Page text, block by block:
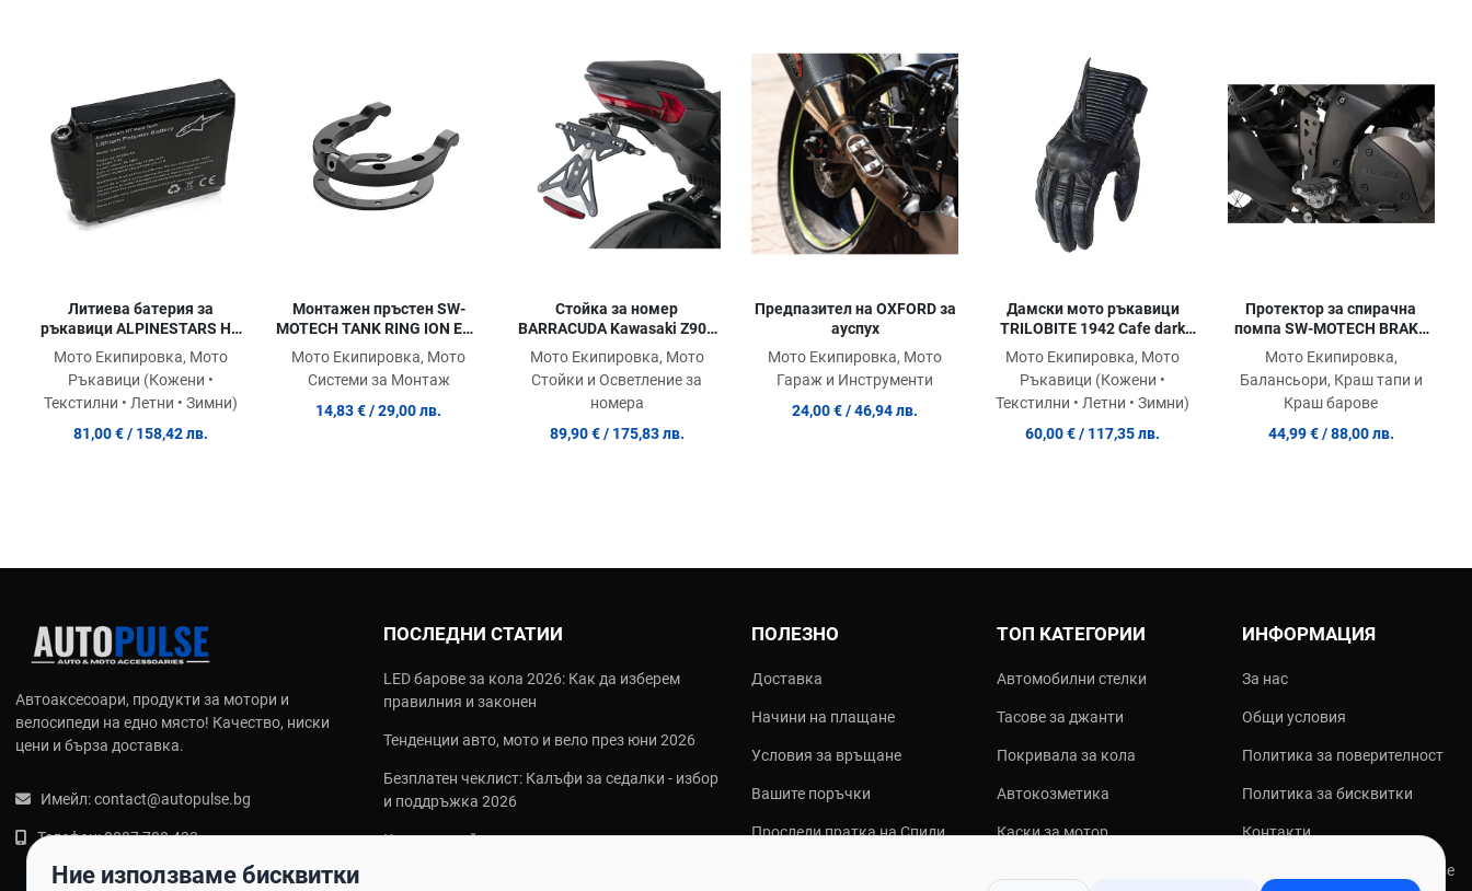
Quick View
Литиева батерия за
ръкавици ALPINESTARS HT
HEAT TECH
Мото Екипировка, Мото
Ръкавици (Кожени •
Текстилни • Летни • Зимни)
81,00 €/ 158,42 лв.
Сравни продукт
Quick View
Монтажен пръстен SW-
MOTECH TANK RING ION ETV
Мото Екипировка, Мото
Системи за Монтаж
14,83 € / 29,00 лв.
Сравни продукт
Quick View
Стойка за номер
BARRACUDA Kawasaki Z900
Мото Екипировка, Мото
Стойки и Осветление за
номера
89,90 €/ 175,83 лв.
Сравни продукт
Предпазител на OXFORD за
ауспух
Мото Екипировка, Мото
Гараж и Инструменти
24,00 €/ 46,94 лв.
Сравни продукт
Quick View
Дамски мото ръкавици
TRILOBITE 1942 Cafe dark
Мото Екипировка, Мото
Ръкавици (Кожени •
Текстилни • Летни • Зимни)
60,00 € / 117,35 лв.
Протектор за спирачна
помпа SW-MOTECH BRAKE
CYLINDER GUARD DL 1050
ABS
Мото Екипировка,
Балансьори, Краш тапи и
Краш барове
44,99 € / 88,00 лв.
Автоаксесоари, продукти за мотори и
велосипеди на едно място! Качество, ниски
цени и бърза доставка.
Имейл:contact@autopulse.bg
Телефон:0887 788 433
ПОСЛЕДНИ СТАТИИ
LED барове за кола 2026: Как да изберем
правилния и законен
Тенденции авто, мото и вело през юни 2026
Безплатен чеклист: Калъфи за седалки - избор
и поддръжка 2026
Какви са най‑често използваните видове
ПОЛЕЗНО
Доставка
Начини на плащане
Условия за връщане
Вашите поръчки
Проследи пратка на Спиди
ТОП КАТЕГОРИИ
Автомобилни стелки
Тасове за джанти
Покривала за кола
Автокозметика
Каски за мотор
ИНФОРМАЦИЯ
За нас
Общи условия
Политика за поверителност
Политика за бисквитки
Контакти
Онлайн решаване на спорове
Ние използваме бисквитки